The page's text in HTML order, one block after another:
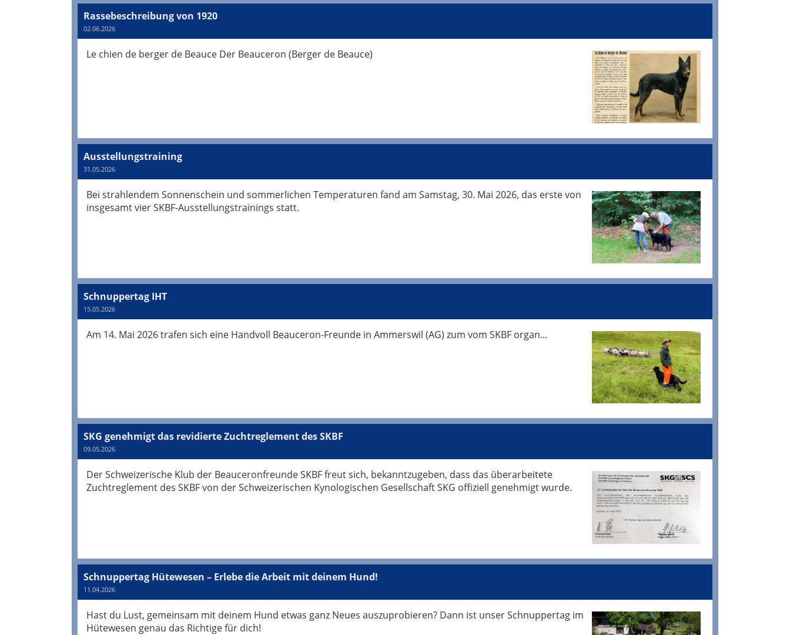
Rassebeschreibung von 1920
02.06.2026
Le chien de berger de Beauce Der Beauceron (Berger de Beauce)
Ausstellungstraining
31.05.2026
Bei strahlendem Sonnenschein und sommerlichen Temperaturen fand am Samstag, 30. Mai 2026, das erste von
insgesamt vier SKBF-Ausstellungstrainings statt.
Schnuppertag IHT
15.05.2026
Am 14. Mai 2026 trafen sich eine Handvoll Beauceron-Freunde in Ammerswil (AG) zum vom SKBF organ...
SKG genehmigt das revidierte Zuchtreglement des SKBF
09.05.2026
Der Schweizerische Klub der Beauceronfreunde SKBF freut sich, bekanntzugeben, dass das überarbeitete
Zuchtreglement des SKBF von der Schweizerischen Kynologischen Gesellschaft SKG offiziell genehmigt wurde.
Schnuppertag Hütewesen – Erlebe die Arbeit mit deinem Hund!
11.04.2026
Hast du Lust, gemeinsam mit deinem Hund etwas ganz Neues auszuprobieren? Dann ist unser Schnuppertag im
Hütewesen genau das Richtige für dich!